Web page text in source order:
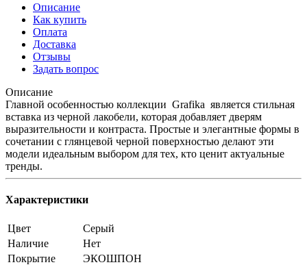
Описание
Как купить
Оплата
Доставка
Отзывы
Задать вопрос
Описание
Главной особенностью коллекции Grafika является стильная
вставка из черной лакобели, которая добавляет дверям
выразительности и контраста. Простые и элегантные формы в
сочетании с глянцевой черной поверхностью делают эти
модели идеальным выбором для тех, кто ценит актуальные
тренды.
Характеристики
Цвет
Серый
Наличие
Нет
Покрытие
ЭКОШПОН